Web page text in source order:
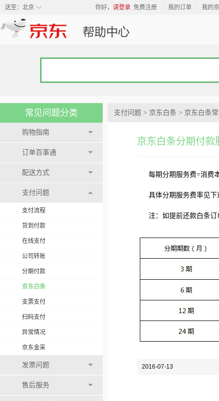
◇
送至： 北京 你好， 请登录 免费注册 我的订单 我的
常见问题分类
购物指南
订单百事通
配送方式
支付问题
支付流程
货到付款
在线支付
公司转账
分期付款
京东白条
支票支付
扫码支付
异常情况
京东金采
发票问题
售后服务
支付问题 > 京东白条 > 京东白条
京东白条分期付款
每期分期服务费=消费
具体分期服务费率见
注：如提前还款白条
2016-07-13